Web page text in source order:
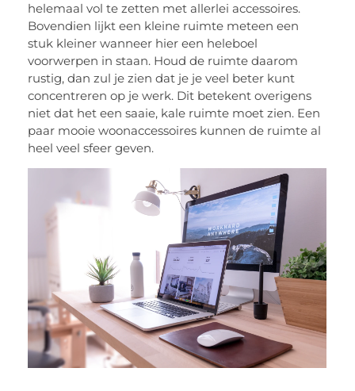
helemaal vol te zetten met allerlei accessoires.
Bovendien lijkt een kleine ruimte meteen een
stuk kleiner wanneer hier een heleboel
voorwerpen in staan. Houd de ruimte daarom
rustig, dan zul je zien dat je je veel beter kunt
concentreren op je werk. Dit betekent overigens
niet dat het een saaie, kale ruimte moet zien. Een
paar mooie woonaccessoires kunnen de ruimte al
heel veel sfeer geven.